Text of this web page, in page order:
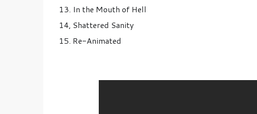
13. In the Mouth of Hell
14, Shattered Sanity
15. Re-Animated